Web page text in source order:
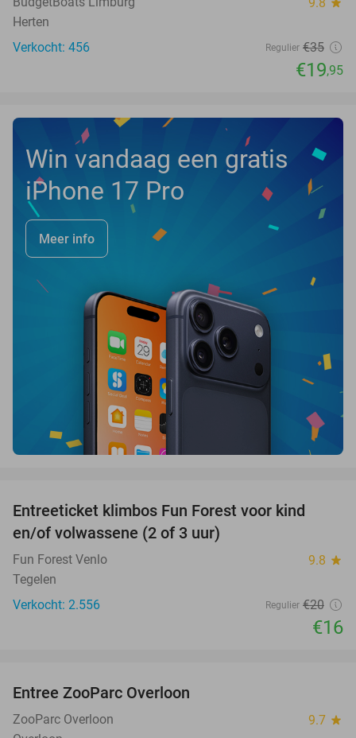
Herten
Verkocht: 456
Regulier €35
€19,95
Win vandaag een gratis
iPhone 17 Pro
Meer info
Entreeticket klimbos Fun Forest voor kind
en/of volwassene (2 of 3 uur)
Fun Forest Venlo 9.8 star
Tegelen
Verkocht: 2.556
Regulier €20
€16
Entree ZooParc Overloon
ZooParc Overloon 9.7 star